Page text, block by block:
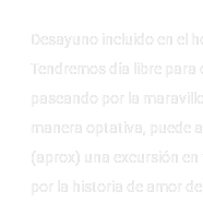
Desayuno incluido en el
Tendremos día libre
paseando por la
manera optativa, puede
(aprox) una excursión
por la historia de amor